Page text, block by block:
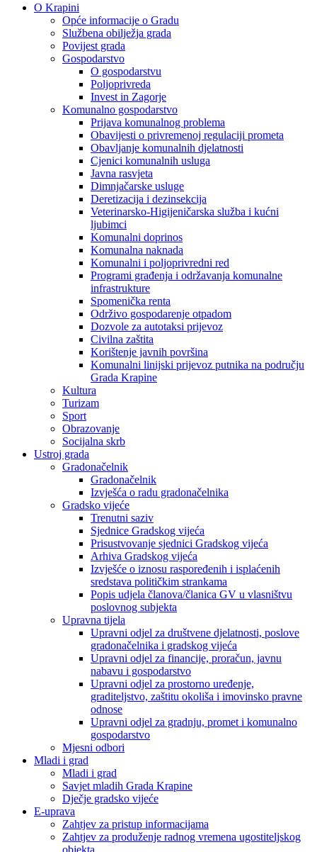
O Krapini
Opće informacije o Gradu
Službena obilježja grada
Povijest grada
Gospodarstvo
O gospodarstvu
Poljoprivreda
Invest in Zagorje
Komunalno gospodarstvo
Prijava komunalnog problema
Obavijesti o privremenoj regulaciji prometa
Obavljanje komunalnih djelatnosti
Cjenici komunalnih usluga
Javna rasvjeta
Dimnjačarske usluge
Deretizacija i dezinsekcija
Veterinarsko-Higijeničarska služba i kućni
ljubimci
Komunalni doprinos
Komunalna naknada
Komunalni i poljoprivredni red
Programi građenja i održavanja komunalne
infrastrukture
Spomenička renta
Održivo gospodarenje otpadom
Dozvole za autotaksi prijevoz
Civilna zaštita
Korištenje javnih površina
Komunalni linijski prijevoz putnika na području
Grada Krapine
Kultura
Turizam
Sport
Obrazovanje
Socijalna skrb
Ustroj grada
Gradonačelnik
Gradonačelnik
Izvješća o radu gradonačelnika
Gradsko vijeće
Trenutni saziv
Sjednice Gradskog vijeća
Prisustvovanje sjednici Gradskog vijeća
Arhiva Gradskog vijeća
Izvješće o iznosu raspoređenih i isplaćenih
sredstava političkim strankama
Popis udjela članova/članica GV u vlasništvu
poslovnog subjekta
Upravna tijela
Upravni odjel za društvene djelatnosti, poslove
gradonačelnika i gradskog vijeća
Upravni odjel za financije, proračun, javnu
nabavu i gospodarstvo
Upravni odjel za prostorno uređenje,
graditeljstvo, zaštitu okoliša i imovinsko pravne
odnose
Upravni odjel za gradnju, promet i komunalno
gospodarstvo
Mjesni odbori
Mladi i grad
Mladi i grad
Savjet mladih Grada Krapine
Dječje gradsko vijeće
E-uprava
Zahtjev za pristup informacijama
Zahtjev za produženje radnog vremena ugostiteljskog
objekta